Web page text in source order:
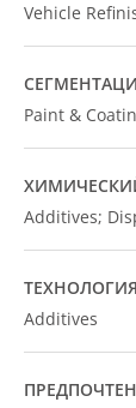
Vehicle
Paint &
Additives;
ТЕХНОЛОГИЯ
Additives